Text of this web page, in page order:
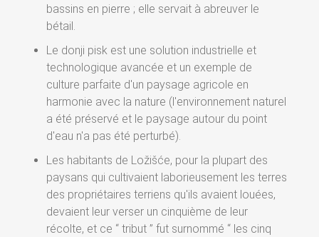
bassins en pierre ; elle servait à abreuver le
bétail.
Le donji pisk est une solution industrielle et
technologique avancée et un exemple de
culture parfaite d'un paysage agricole en
harmonie avec la nature (l'environnement naturel
a été préservé et le paysage autour du point
d'eau n'a pas été perturbé).
Les habitants de Ložišće, pour la plupart des
paysans qui cultivaient laborieusement les terres
des propriétaires terriens qu'ils avaient louées,
devaient leur verser un cinquième de leur
récolte, et ce “ tribut ” fut surnommé “ les cinq